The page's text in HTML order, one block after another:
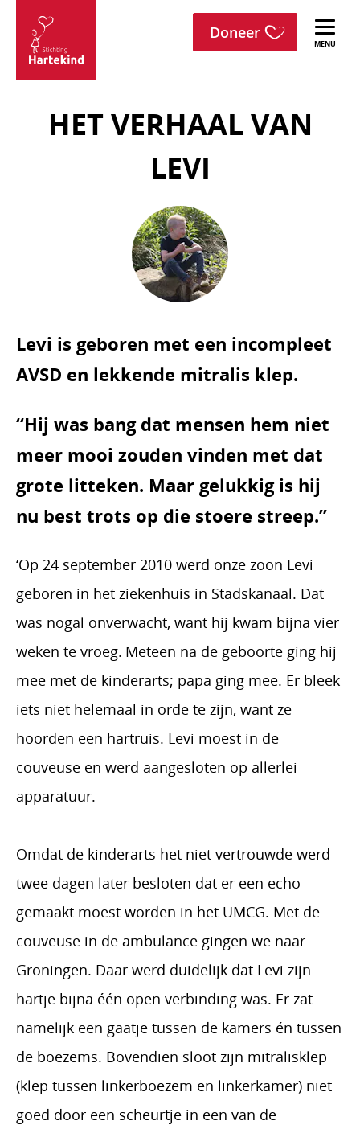
Sla navigatie over
Stichting
Hartekind
Doneer menu
HET VERHAAL VAN
LEVI
Levi is geboren met een incompleet
AVSD en lekkende mitralis klep.
“Hij was bang dat mensen hem niet
meer mooi zouden vinden met dat
grote litteken. Maar gelukkig is hij
nu best trots op die stoere streep.”
‘Op 24 september 2010 werd onze zoon Levi
geboren in het ziekenhuis in Stadskanaal. Dat
was nogal onverwacht, want hij kwam bijna vier
weken te vroeg. Meteen na de geboorte ging hij
mee met de kinderarts; papa ging mee. Er bleek
iets niet helemaal in orde te zijn, want ze
hoorden een hartruis. Levi moest in de
couveuse en werd aangesloten op allerlei
apparatuur.
Omdat de kinderarts het niet vertrouwde werd
twee dagen later besloten dat er een echo
gemaakt moest worden in het UMCG. Met de
couveuse in de ambulance gingen we naar
Groningen. Daar werd duidelijk dat Levi zijn
hartje bijna één open verbinding was. Er zat
namelijk een gaatje tussen de kamers én tussen
de boezems. Bovendien sloot zijn mitralisklep
(klep tussen linkerboezem en linkerkamer) niet
goed door een scheurtje in een van de